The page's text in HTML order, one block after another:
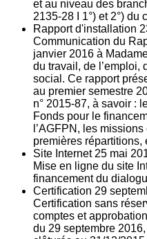
et au niveau des
2135‐28 I 1°) et 2°) du
Rapport d'installation
Communication du
janvier 2016 à
du travail, de l’emploi,
social. Ce rapport
au premier semestre
n° 2015-87, à savoir :
Fonds pour le
l’AGFPN, les
premières répartitions,
Site Internet 25 mai
Mise en ligne du site
financement du
Certification 29
Certification sans
comptes et
du 29 septembre